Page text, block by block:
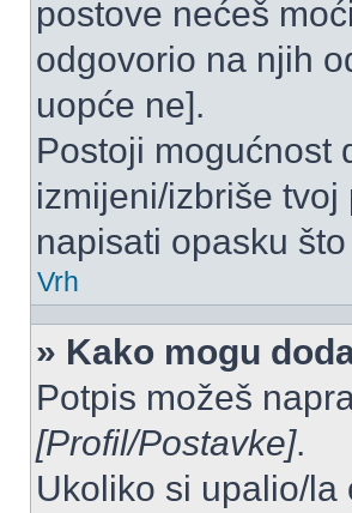
postove nećeš
odgovorio na njih
uopće ne].
Postoji mogućnost
izmijeni/izbriše
napisati opasku
Vrh
» Kako mogu
Potpis možeš
[Profil/Postavke].
Ukoliko si upalio/